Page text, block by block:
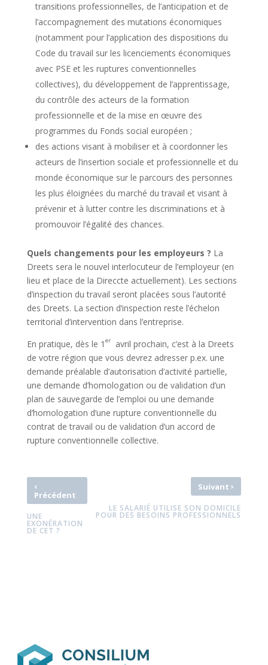
transitions professionnelles, de l’anticipation et de
l’accompagnement des mutations économiques
(notamment pour l’application des dispositions du
Code du travail sur les licenciements économiques
avec PSE et les ruptures conventionnelles
collectives), du développement de l’apprentissage,
du contrôle des acteurs de la formation
professionnelle et de la mise en œuvre des
programmes du Fonds social européen ;
des actions visant à mobiliser et à coordonner les
acteurs de l’insertion sociale et professionnelle et du
monde économique sur le parcours des personnes
les plus éloignées du marché du travail et visant à
prévenir et à lutter contre les discriminations et à
promouvoir l’égalité des chances.
Quels changements pour les employeurs ? La
Dreets sera le nouvel interlocuteur de l’employeur (en
lieu et place de la Direccte actuellement). Les sections
d’inspection du travail seront placées sous l’autorité
des Dreets. La section d’inspection reste l’échelon
territorial d’intervention dans l’entreprise.
En pratique, dès le 1 eravril prochain, c’est à la Dreets
de votre région que vous devrez adresser p.ex. une
demande préalable d’autorisation d’activité partielle,
une demande d’homologation ou de validation d’un
plan de sauvegarde de l’emploi ou une demande
d’homologation d’une rupture conventionnelle du
contrat de travail ou de validation d’un accord de
rupture conventionnelle collective.
‹
Précédent
UNE
EXONÉRATION
DE CET ?
Suivant›
LE SALARIÉ UTILISE SON DOMICILE
POUR DES BESOINS PROFESSIONNELS